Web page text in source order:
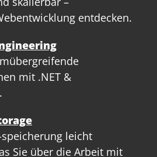
entdecken.
mit .NET &
leicht
Sie über die Arbeit mit